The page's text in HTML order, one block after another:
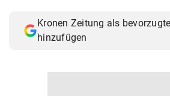
Kronen Zeitung als
hinzufügen